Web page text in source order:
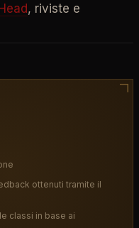
, riviste e
ottenuti tramite il
classi in base ai